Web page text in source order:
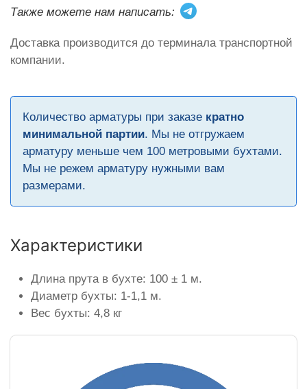
Также можете нам написать:
Доставка производится до терминала транспортной
компании.
Количество арматуры при заказе кратно
минимальной партии. Мы не отгружаем
арматуру меньше чем 100 метровыми бухтами.
Мы не режем арматуру нужными вам
размерами.
Характеристики
Длина прута в бухте: 100 ± 1 м.
Диаметр бухты: 1-1,1 м.
Вес бухты: 4,8 кг